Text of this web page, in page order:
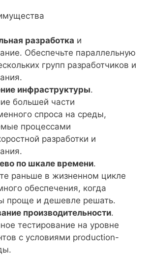
разработка и
Обеспечьте параллельную
групп разработчиков и
инфраструктуры.
большей части
спроса на среды,
процессами
разработки и
по шкале времени.
раньше в жизненном цикле
обеспечения, когда
проще и дешевле решать.
производительности.
тестирование на уровне
с условиями production-